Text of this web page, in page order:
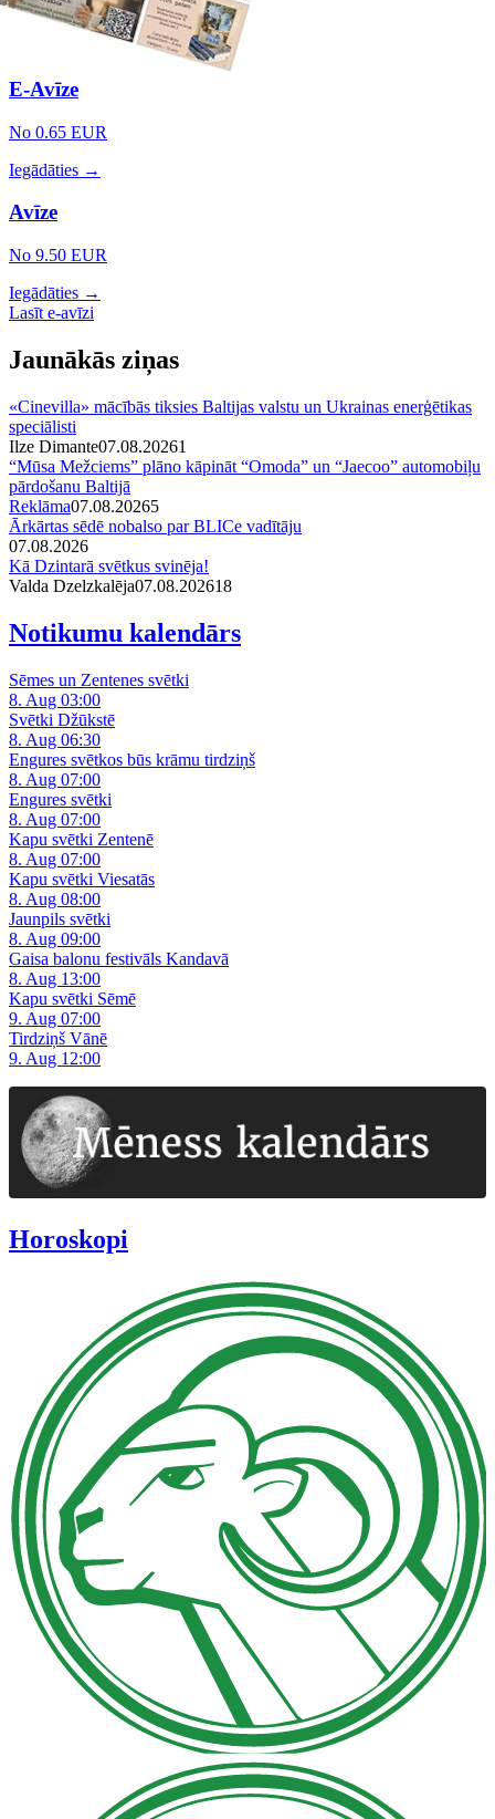
E-Avīze
No 0.65 EUR
Iegādāties →
Avīze
No 9.50 EUR
Iegādāties →
Lasīt e-avīzi
Jaunākās ziņas
«Cinevilla» mācībās tiksies Baltijas valstu un Ukrainas enerģētikas
speciālisti
Ilze Dimante07.08.20261
“Mūsa Mežciems” plāno kāpināt “Omoda” un “Jaecoo” automobiļu
pārdošanu Baltijā
Reklāma07.08.20265
Ārkārtas sēdē nobalso par BLICe vadītāju
07.08.2026
Kā Dzintarā svētkus svinēja!
Valda Dzelzkalēja07.08.202618
Notikumu kalendārs
Sēmes un Zentenes svētki
8. Aug 03:00
Svētki Džūkstē
8. Aug 06:30
Engures svētkos būs krāmu tirdziņš
8. Aug 07:00
Engures svētki
8. Aug 07:00
Kapu svētki Zentenē
8. Aug 07:00
Kapu svētki Viesatās
8. Aug 08:00
Jaunpils svētki
8. Aug 09:00
Gaisa balonu festivāls Kandavā
8. Aug 13:00
Kapu svētki Sēmē
9. Aug 07:00
Tirdziņš Vānē
9. Aug 12:00
Horoskopi